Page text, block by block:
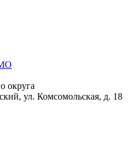
округа
ул. Комсомольская, д. 18